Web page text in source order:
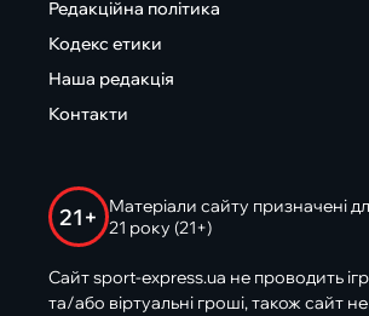
Редакційна політика
Кодекс етики
Наша редакція
Контакти
21+
Матеріали сайту призначені
21 року (21+)
Сайт sport-express.ua не проводить
та/або віртуальні гроші, також сайт